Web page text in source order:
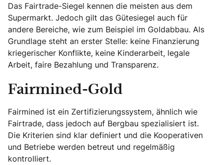
Das Fairtrade-Siegel kennen die meisten aus dem
Supermarkt. Jedoch gilt das Gütesiegel auch für
andere Bereiche, wie zum Beispiel im Goldabbau. Als
Grundlage steht an erster Stelle: keine Finanzierung
kriegerischer Konflikte, keine Kinderarbeit, legale
Arbeit, faire Bezahlung und Transparenz.
Fairmined-Gold
Fairmined ist ein Zertifizierungssystem, ähnlich wie
Fairtrade, dass jedoch auf Bergbau spezialisiert ist.
Die Kriterien sind klar definiert und die Kooperativen
und Betriebe werden betreut und regelmäßig
kontrolliert.